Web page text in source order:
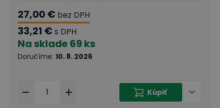
27,00 € bez DPH
33,21 € s DPH
Na sklade69 ks
Doručíme: 10. 8. 2026
Kúpiť